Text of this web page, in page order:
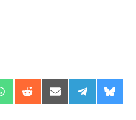
Share
on
Share
on
Share
on
on